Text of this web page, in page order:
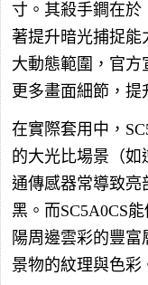
寸。其殺手鐧在於
著提升暗光捕捉能
大動態範圍，官方
更多畫面細節，提
在實際套用中，
的大光比場景（
通傳感器常導致亮
黑。而SC5A0CS
陽周邊雲彩的豐
景物的紋理與色彩